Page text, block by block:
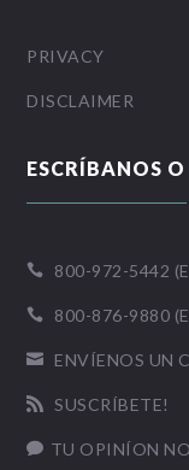
PRIVACY
DISCLAIMER
ESCRÍBANOS
 800-972-5442
 800-876-9880
 ENVÍENOS UN
 SUSCRÍBETE!
 TU OPINÍON